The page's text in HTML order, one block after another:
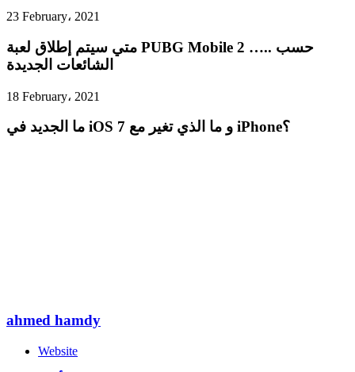
23 February، 2021
متي سيتم إطلاق لعبة PUBG Mobile 2 ….. حسب
الشائعات الجديدة
18 February، 2021
ما الجديد في iOS 7 و ما الذي تغير مع iPhone؟
ahmed hamdy
Website